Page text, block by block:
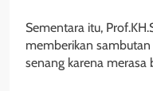
Sementara itu,
memberikan
senang karena